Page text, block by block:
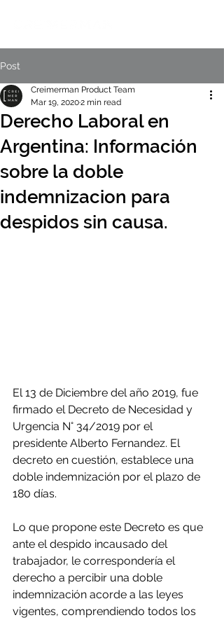
Post
Derecho Laboral en
Argentina: Información
sobre la doble
indemnizacion para
despidos sin causa.
Creimerman Product Team
Mar 19, 20202 min read
El 13 de Diciembre del año 2019, fue
firmado el Decreto de Necesidad y
Urgencia N° 34/2019 por el
presidente Alberto Fernandez. El
decreto en cuestión, establece una
doble indemnización por el plazo de
180 días.
Lo que propone este Decreto es que
ante el despido incausado del
trabajador, le correspondería el
derecho a percibir una doble
indemnización acorde a las leyes
vigentes, comprendiendo todos los